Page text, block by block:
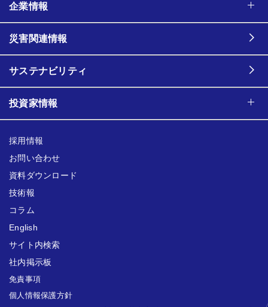
企業情報
災害関連情報
サステナビリティ
投資家情報
採用情報
お問い合わせ
資料ダウンロード
技術報
コラム
English
サイト内検索
社内掲示板
免責事項
個人情報保護方針